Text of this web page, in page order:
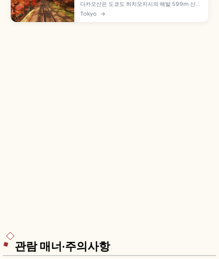
다카오산은 도쿄도 하치오지시의 해발 599m 산으
로, 신주쿠역에서 게이오선 약 50분 거리의 인기 하
이킹 명소입니다. 미슐랭 그린 가이드 3스타, 연간
Tokyo →
관람 매너·주의사항